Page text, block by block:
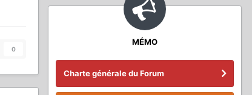
0
MÉMO
Charte générale du Forum